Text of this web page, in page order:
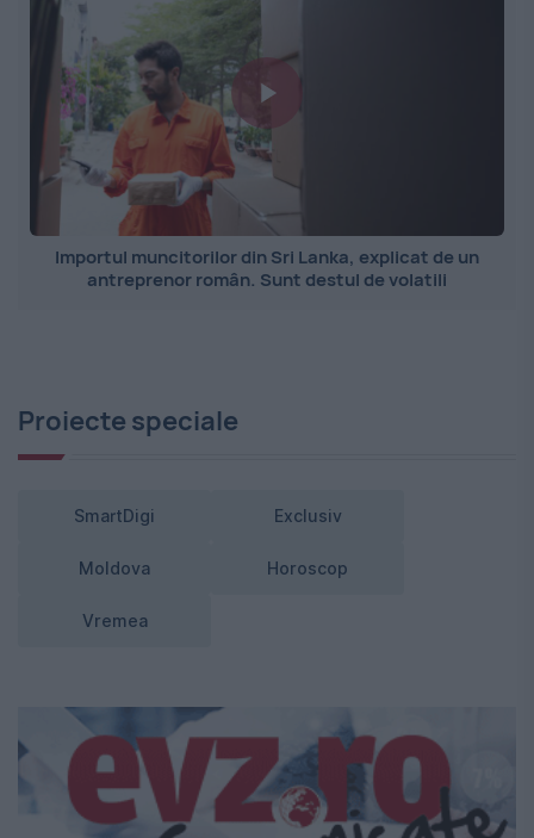
Importul muncitorilor din Sri Lanka, explicat de un
antreprenor român. Sunt destul de volatili
Proiecte speciale
SmartDigi Exclusiv
Moldova Horoscop
Vremea